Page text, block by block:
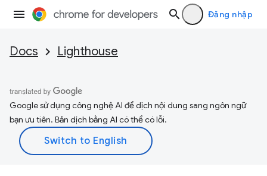
Đăng nhập
Docs Lighthouse
Google sử dụng công nghệ AI để dịch nội dung sang ngôn ngữ
bạn ưu tiên. Bản dịch bằng AI có thể có lỗi.